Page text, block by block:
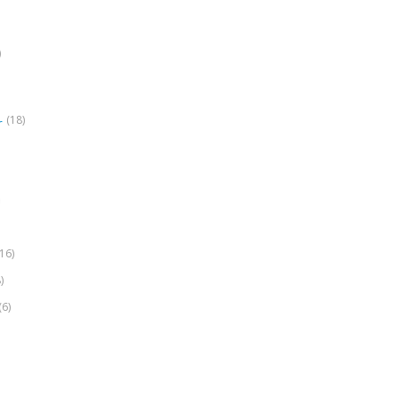
(18)
(6)